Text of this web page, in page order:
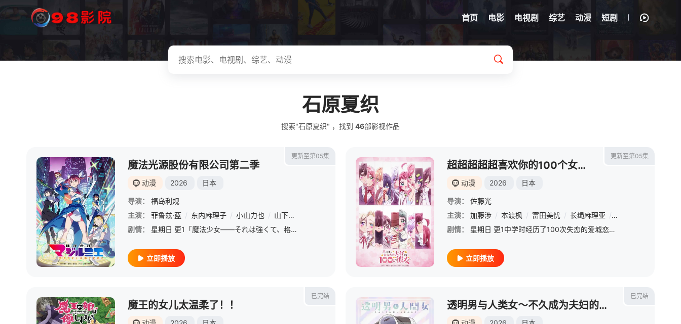
首页 电影 电视剧 综艺 动漫 短剧
石原夏织
搜索"石原夏织" ，找到 46部影视作品
更新至第05集
魔法光源股份有限公司第二季
动漫 2026 日本
导演：
福岛利规
主演：
菲鲁兹·蓝 / 东内麻理子 / 小山力也 / 山下大辉 安济知佳 / 石原夏织 / 天海由梨奈
石田彰
剧情：
星期日 更1「魔法少女――それは強くて、格好良くて、しなやかで。 &amp;nbsp; &amp;nbsp; &amp;nbsp; &amp;nbsp; &amp;nbsp; &amp;nbsp; &amp;nbsp; &amp;nbsp; &amp;nbsp; &amp;nbs
立即播放
更新至第05集
超超超超超喜欢你的100个女朋友第三季
动漫 2026 日本
导演：
佐藤光
主演：
加藤涉 / 本渡枫 / 富田美忧 / 长绳麻理亚 / 濑户麻沙美
剧情：
星期日 更1中学时经历了100次失恋的爱城恋太郎，怀着“这次一定要在高中交到女朋友！”的心愿来到神社，现身的恋爱之神告诉他：“你在高中将会遇到100位命中注定之人。” 然而神明表示，遇到命运之人的人，
立即播放
已完结
魔王的女儿太温柔了！！
已完结
透明男与人类女～不久成为夫妇的二人～